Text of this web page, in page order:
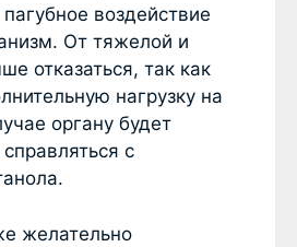
воздействие
От тяжелой и
отказаться, так как
нагрузку на
органу будет
с
желательно